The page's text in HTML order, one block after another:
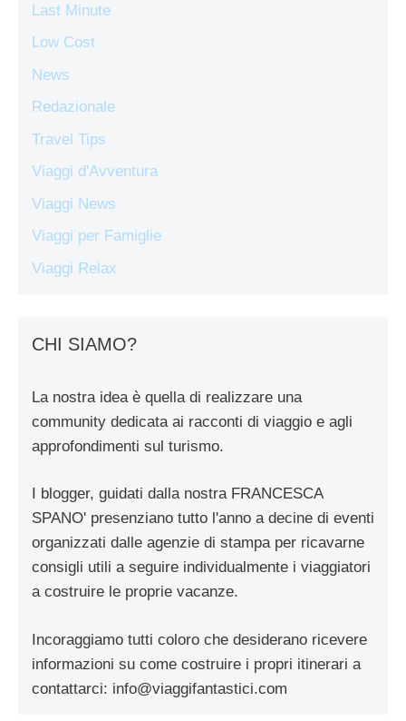
Last Minute
Low Cost
News
Redazionale
Travel Tips
Viaggi d'Avventura
Viaggi News
Viaggi per Famiglie
Viaggi Relax
CHI SIAMO?
La nostra idea è quella di realizzare una
community dedicata ai racconti di viaggio e agli
approfondimenti sul turismo.
I blogger, guidati dalla nostra FRANCESCA
SPANO' presenziano tutto l'anno a decine di eventi
organizzati dalle agenzie di stampa per ricavarne
consigli utili a seguire individualmente i viaggiatori
a costruire le proprie vacanze.
Incoraggiamo tutti coloro che desiderano ricevere
informazioni su come costruire i propri itinerari a
contattarci: info@viaggifantastici.com